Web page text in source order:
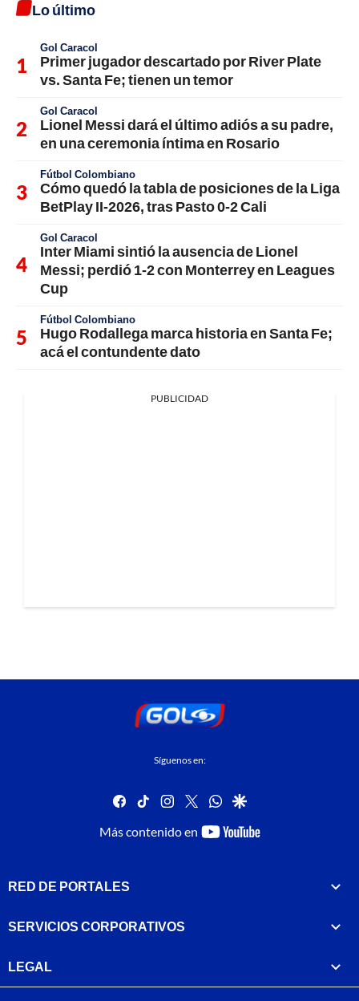
Lo último
Gol Caracol
Primer jugador descartado por River Plate
vs. Santa Fe; tienen un temor
Gol Caracol
Lionel Messi dará el último adiós a su padre,
en una ceremonia íntima en Rosario
Fútbol Colombiano
Cómo quedó la tabla de posiciones de la Liga
BetPlay II-2026, tras Pasto 0-2 Cali
Gol Caracol
Inter Miami sintió la ausencia de Lionel
Messi; perdió 1-2 con Monterrey en Leagues
Cup
Fútbol Colombiano
Hugo Rodallega marca historia en Santa Fe;
acá el contundente dato
PUBLICIDAD
Síguenos en:
facebook
tiktok instagram
twitterwhatsapp
google
Más contenido en
youtube-
RED DE PORTALES
SERVICIOS CORPORATIVOS
LEGAL